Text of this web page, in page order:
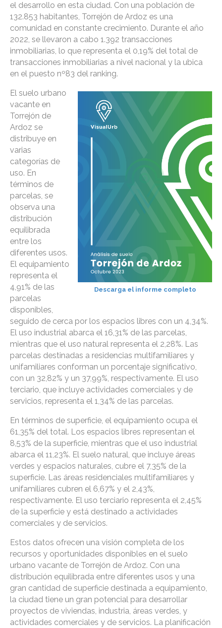
el desarrollo en esta ciudad. Con una población de
132.853 habitantes, Torrejón de Ardoz es una
comunidad en constante crecimiento. Durante el año
2022, se llevaron a cabo 1.392 transacciones
inmobiliarias, lo que representa el 0,19% del total de
transacciones inmobiliarias a nivel nacional y la ubica
en el puesto nº83 del ranking.
Descarga el informe completo
El suelo urbano
vacante en
Torrejón de
Ardoz se
distribuye en
varias
categorías de
uso. En
términos de
parcelas, se
observa una
distribución
equilibrada
entre los
diferentes usos.
El equipamiento
representa el
4,91% de las
parcelas
disponibles,
seguido de cerca por los espacios libres con un 4,34%.
El uso industrial abarca el 16,31% de las parcelas,
mientras que el uso natural representa el 2,28%. Las
parcelas destinadas a residencias multifamiliares y
unifamiliares conforman un porcentaje significativo,
con un 32,82% y un 37,99%, respectivamente. El uso
terciario, que incluye actividades comerciales y de
servicios, representa el 1,34% de las parcelas.
En términos de superficie, el equipamiento ocupa el
61,35% del total. Los espacios libres representan el
8,53% de la superficie, mientras que el uso industrial
abarca el 11,23%. El suelo natural, que incluye áreas
verdes y espacios naturales, cubre el 7,35% de la
superficie. Las áreas residenciales multifamiliares y
unifamiliares cubren el 6,67% y el 2,43%,
respectivamente. El uso terciario representa el 2,45%
de la superficie y está destinado a actividades
comerciales y de servicios.
Estos datos ofrecen una visión completa de los
recursos y oportunidades disponibles en el suelo
urbano vacante de Torrejón de Ardoz. Con una
distribución equilibrada entre diferentes usos y una
gran cantidad de superficie destinada a equipamiento,
la ciudad tiene un gran potencial para desarrollar
proyectos de viviendas, industria, áreas verdes, y
actividades comerciales y de servicios. La planificación